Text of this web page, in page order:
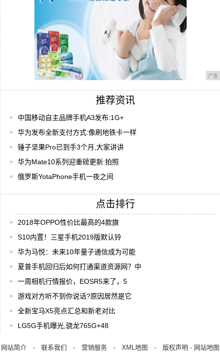
广告
推荐资讯
中国移动自主品牌手机A3发布:1G+
华为发布全新支付方式:像刷地铁卡一样
锤子坚果Pro已到手3个月,大家讲讲
华为Mate10系列迎重磅更新:拍照
俄罗斯YotaPhone手机一夜之间
点击排行
2018年OPPO性价比最高的4款旗
S10内置！三星手机2019版默认铃
华为马悦：未来10年量子通信成为可能
夏普手机回归后如何打通渠道资源网？中
一周相机行情报价，EOSR5来了，5
游戏对方听不到你说话?原因居然是它
全新宝马X5亮点汇总和新老对比
LG5G手机曝光,骁龙765G+48
网站简介- 联系我们 - 营销服务- XML地图 - 版权声明 - 网站地图